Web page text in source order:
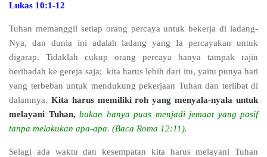
Lukas 10:1-12
Tuhan memanggil setiap orang percaya untuk bekerja di ladang-
Nya, dan dunia ini adalah ladang yang Ia percayakan untuk
digarap. Tidaklah cukup orang percaya hanya tampak rajin
beribadah ke gereja saja; kita harus lebih dari itu, yaitu punya hati
yang terbeban untuk mendukung pekerjaan Tuhan dan terlibat di
dalamnya. Kita harus memiliki roh yang menyala-nyala untuk
melayani Tuhan, bukan hanya puas menjadi jemaat yang pasif
tanpa melakukan apa-apa. (Baca Roma 12:11).
Selagi ada waktu dan kesempatan kita harus melayani Tuhan